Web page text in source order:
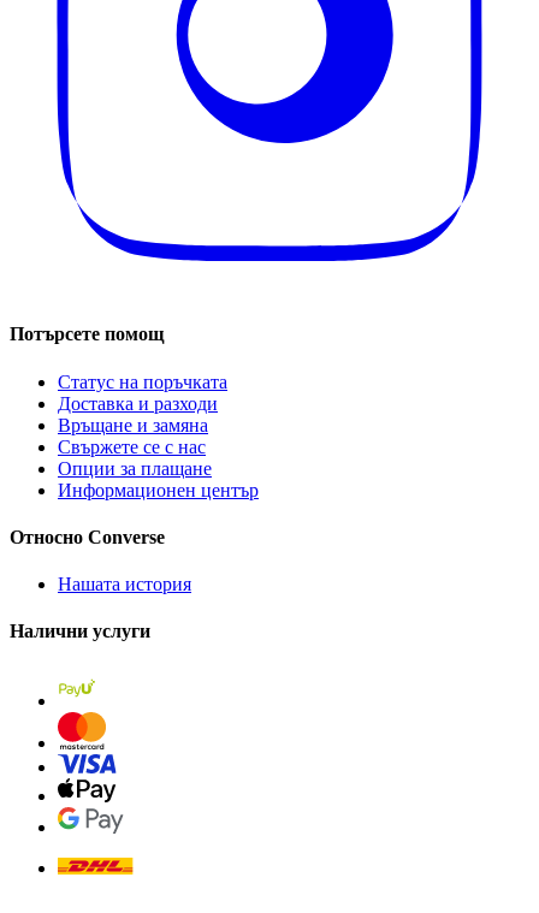
Потърсете помощ
Статус на поръчката
Доставка и разходи
Връщане и замяна
Свържете се с нас
Опции за плащане
Информационен център
Относно Converse
Нашата история
Налични услуги